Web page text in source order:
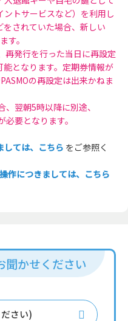
トサービスなど）を利用し
されていた場合、新しい
す。
発行を行った当日に再設定
となります。定期券情報が
の再設定は出来かねま
翌朝5時以降に別途、
必要となります。
しては、こちら をご参照く
作につきましては、こちら
聞かせください
さい)